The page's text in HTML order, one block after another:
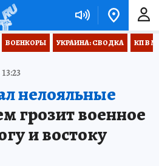
ВОЕНКОРЫ УКРАИНА: СВОДКА КП В
нелояльные
грозит военное
и востоку